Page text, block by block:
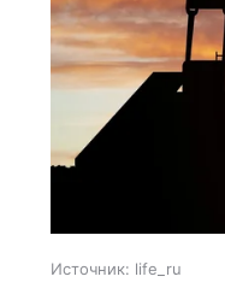
Источник: life_ru